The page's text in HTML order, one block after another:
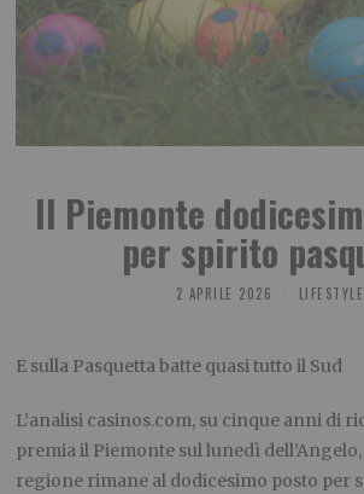
Il Piemonte
per spirito
2 APRILE 2026 LIFESTYLE
E sulla Pasquetta batte quasi tutto il Sud
L’analisi casinos.com, su cinque anni di
premia il Piemonte sul lunedì dell’Angelo,
regione rimane al dodicesimo posto per